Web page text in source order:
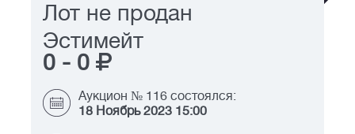
Лот не продан
Эстимейт
0 - 0
Аукцион № 116 состоялся:
18 Ноябрь 2023 15:00